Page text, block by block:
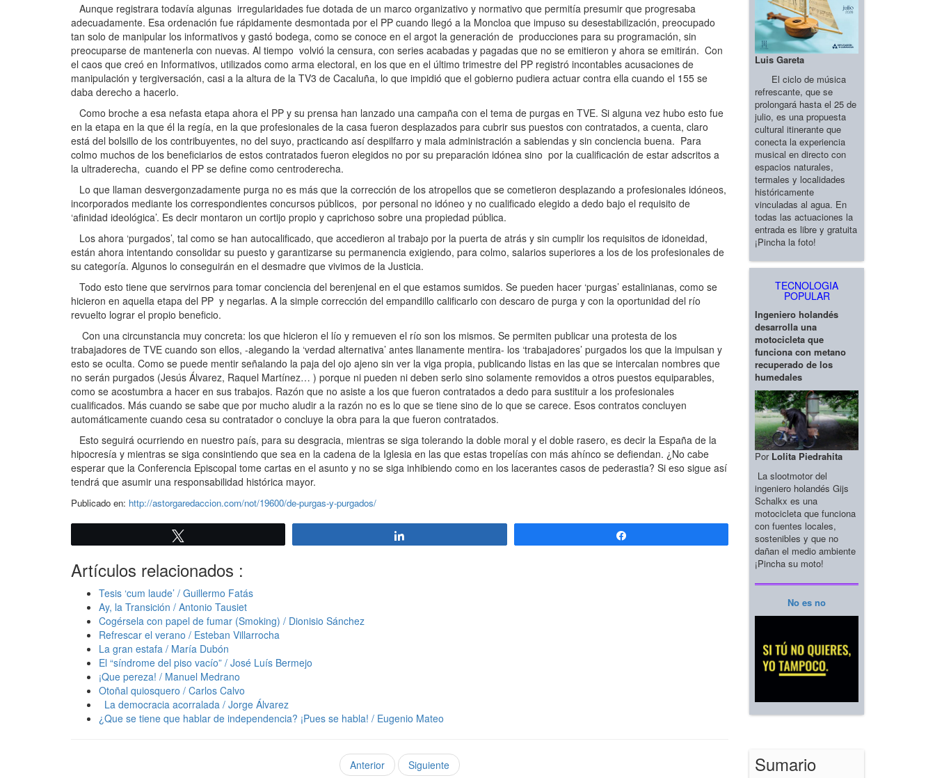
Aunque registrara todavía algunas irregularidades fue dotada de un marco organizativo y normativo que permitía presumir que progresaba
adecuadamente. Esa ordenación fue rápidamente desmontada por el PP cuando llegó a la Moncloa que impuso su desestabilización, preocupado
tan solo de manipular los informativos y gastó bodega, como se conoce en el argot la generación de producciones para su programación, sin
preocuparse de mantenerla con nuevas. Al tiempo volvió la censura, con series acabadas y pagadas que no se emitieron y ahora se emitirán. Con
el caos que creó en Informativos, utilizados como arma electoral, en los que en el último trimestre del PP registró incontables acusaciones de
manipulación y tergiversación, casi a la altura de la TV3 de Cacaluña, lo que impidió que el gobierno pudiera actuar contra ella cuando el 155 se
daba derecho a hacerlo.
Como broche a esa nefasta etapa ahora el PP y su prensa han lanzado una campaña con el tema de purgas en TVE. Si alguna vez hubo esto fue
en la etapa en la que él la regía, en la que profesionales de la casa fueron desplazados para cubrir sus puestos con contratados, a cuenta, claro
está del bolsillo de los contribuyentes, no del suyo, practicando así despilfarro y mala administración a sabiendas y sin conciencia buena. Para
colmo muchos de los beneficiarios de estos contratados fueron elegidos no por su preparación idónea sino por la cualificación de estar adscritos a
la ultraderecha, cuando el PP se define como centroderecha.
Lo que llaman desvergonzadamente purga no es más que la corrección de los atropellos que se cometieron desplazando a profesionales idóneos,
incorporados mediante los correspondientes concursos públicos, por personal no idóneo y no cualificado elegido a dedo bajo el requisito de
‘afinidad ideológica’. Es decir montaron un cortijo propio y caprichoso sobre una propiedad pública.
Los ahora ‘purgados’, tal como se han autocalificado, que accedieron al trabajo por la puerta de atrás y sin cumplir los requisitos de idoneidad,
están ahora intentando consolidar su puesto y garantizarse su permanencia exigiendo, para colmo, salarios superiores a los de los profesionales de
su categoría. Algunos lo conseguirán en el desmadre que vivimos de la Justicia.
Todo esto tiene que servirnos para tomar conciencia del berenjenal en el que estamos sumidos. Se pueden hacer ‘purgas’ estalinianas, como se
hicieron en aquella etapa del PP y negarlas. A la simple corrección del empandillo calificarlo con descaro de purga y con la oportunidad del río
revuelto lograr el propio beneficio.
Con una circunstancia muy concreta: los que hicieron el lío y remueven el río son los mismos. Se permiten publicar una protesta de los
trabajadores de TVE cuando son ellos, -alegando la ‘verdad alternativa’ antes llanamente mentira- los ‘trabajadores’ purgados los que la impulsan y
esto se oculta. Como se puede mentir señalando la paja del ojo ajeno sin ver la viga propia, publicando listas en las que se intercalan nombres que
no serán purgados (Jesús Álvarez, Raquel Martínez… ) porque ni pueden ni deben serlo sino solamente removidos a otros puestos equiparables,
como se acostumbra a hacer en sus trabajos. Razón que no asiste a los que fueron contratados a dedo para sustituir a los profesionales
cualificados. Más cuando se sabe que por mucho aludir a la razón no es lo que se tiene sino de lo que se carece. Esos contratos concluyen
automáticamente cuando cesa su contratador o concluye la obra para la que fueron contratados.
Esto seguirá ocurriendo en nuestro país, para su desgracia, mientras se siga tolerando la doble moral y el doble rasero, es decir la España de la
hipocresía y mientras se siga consintiendo que sea en la cadena de la Iglesia en las que estas tropelías con más ahínco se defiendan. ¿No cabe
esperar que la Conferencia Episcopal tome cartas en el asunto y no se siga inhibiendo como en los lacerantes casos de pederastia? Si eso sigue así
tendrá que asumir una responsabilidad histórica mayor.
Publicado en: http://astorgaredaccion.com/not/19600/de-purgas-y-purgados/
Artículos relacionados :
Tesis ‘cum laude’ / Guillermo Fatás
Ay, la Transición / Antonio Tausiet
Cogérsela con papel de fumar (Smoking) / Dionisio Sánchez
Refrescar el verano / Esteban Villarrocha
La gran estafa / María Dubón
El “síndrome del piso vacío” / José Luís Bermejo
¡Que pereza! / Manuel Medrano
Otoñal quiosquero / Carlos Calvo
La democracia acorralada / Jorge Álvarez
¿Que se tiene que hablar de independencia? ¡Pues se habla! / Eugenio Mateo
Anterior Siguiente
Luis Gareta
El ciclo de música
refrescante, que se
prolongará hasta el 25 de
julio, es una propuesta
cultural itinerante que
conecta la experiencia
musical en directo con
espacios naturales,
termales y localidades
históricamente
vinculadas al agua. En
todas las actuaciones la
entrada es libre y gratuita
¡Pincha la foto!
TECNOLOGIA
POPULAR
Ingeniero holandés
desarrolla una
motocicleta que
funciona con metano
recuperado de los
humedales
Por Lolita Piedrahita
La slootmotor del
ingeniero holandés Gijs
Schalkx es una
motocicleta que funciona
con fuentes locales,
sostenibles y que no
dañan el medio ambiente
¡Pincha su moto!
No es no
Sumario